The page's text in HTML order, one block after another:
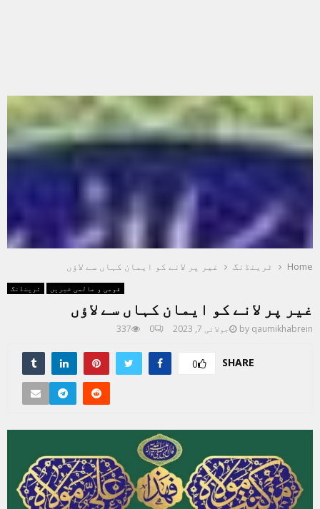
Home ٹرینڈنگ غیر پر لانے کو ایمان کہاں سے لاؤں
ٹرینڈنگ قومی و عالمی خبریں
غیر پر لانے کو ایمان کہاں سے لاؤں
by qaumikhabrein جولائی 7, 2023 0
337
SHARE
0